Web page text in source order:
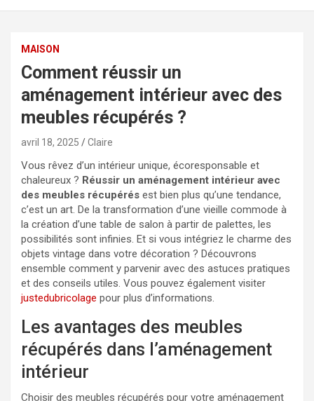
MAISON
Comment réussir un
aménagement intérieur avec des
meubles récupérés ?
avril 18, 2025 Claire
Vous rêvez d’un intérieur unique, écoresponsable et
chaleureux ? Réussir un aménagement intérieur avec
des meubles récupérés est bien plus qu’une tendance,
c’est un art. De la transformation d’une vieille commode à
la création d’une table de salon à partir de palettes, les
possibilités sont infinies. Et si vous intégriez le charme des
objets vintage dans votre décoration ? Découvrons
ensemble comment y parvenir avec des astuces pratiques
et des conseils utiles. Vous pouvez également visiter
justedubricolage pour plus d’informations.
Les avantages des meubles
récupérés dans l’aménagement
intérieur
Choisir des meubles récupérés pour votre aménagement